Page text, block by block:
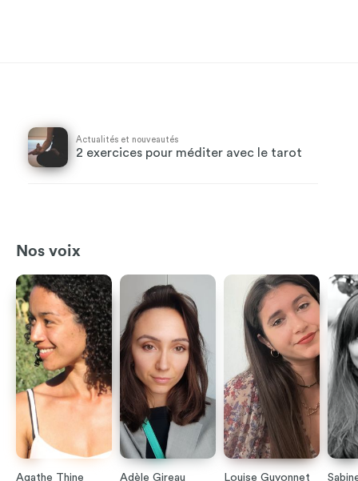
Actualités et nouveautés
2 exercices pour méditer avec le tarot
Nos voix
Agathe Thine Adèle Gireau Louise Guyonnet